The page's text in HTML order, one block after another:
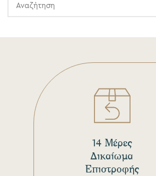
14 Μέρες
Δικαίωμα
Επιστροφής